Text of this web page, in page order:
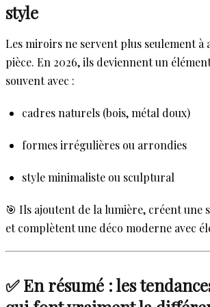
style
Les miroirs ne servent plus seulement à
pièce. En 2026, ils deviennent un
souvent avec :
cadres naturels (bois, métal doux)
formes irrégulières ou arrondies
style minimaliste ou sculptural
🎯 Ils ajoutent de la lumière, créent une
et complètent une déco moderne avec
✅ En résumé : les